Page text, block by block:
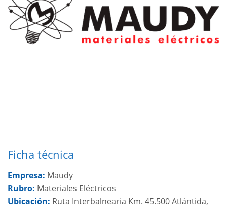
Ficha técnica
Empresa: Maudy
Rubro: Materiales Eléctricos
Ubicación: Ruta Interbalnearia Km. 45.500 Atlántida,